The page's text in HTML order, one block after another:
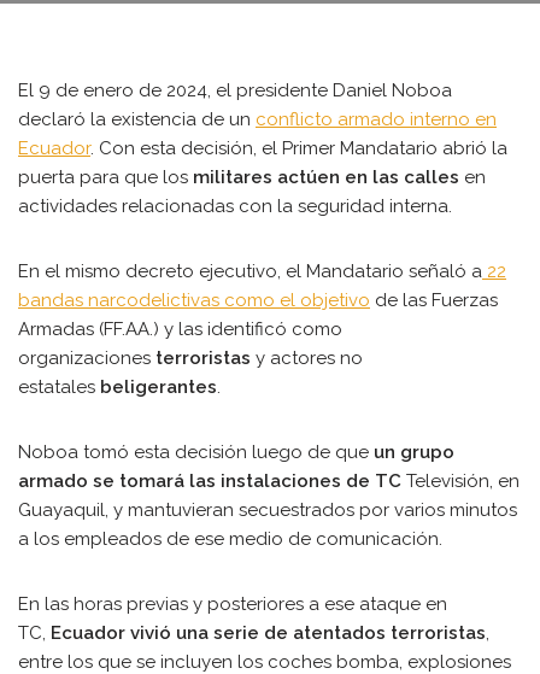
El 9 de enero de 2024, el presidente Daniel Noboa
declaró la existencia de un conflicto armado interno en
Ecuador. Con esta decisión, el Primer Mandatario abrió la
puerta para que los militares actúen en las calles en
actividades relacionadas con la seguridad interna.
En el mismo decreto ejecutivo, el Mandatario señaló a 22
bandas narcodelictivas como el objetivo de las Fuerzas
Armadas (FF.AA.) y las identificó como
organizaciones terroristas y actores no
estatales beligerantes.
Noboa tomó esta decisión luego de que un grupo
armado se tomará las instalaciones de TC Televisión, en
Guayaquil, y mantuvieran secuestrados por varios minutos
a los empleados de ese medio de comunicación.
En las horas previas y posteriores a ese ataque en
TC, Ecuador vivió una serie de atentados terroristas,
entre los que se incluyen los coches bomba, explosiones